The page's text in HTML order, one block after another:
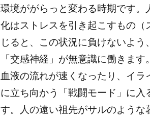
環境ががらっと変わる時期です
化はストレスを引き起こすもの
じると、この状況に負けないよ
「交感神経」が無意識に働きま
血液の流れが速くなったり、イ
に立ち向かう「戦闘モード」に
す。人の遠い祖先がサルのよう